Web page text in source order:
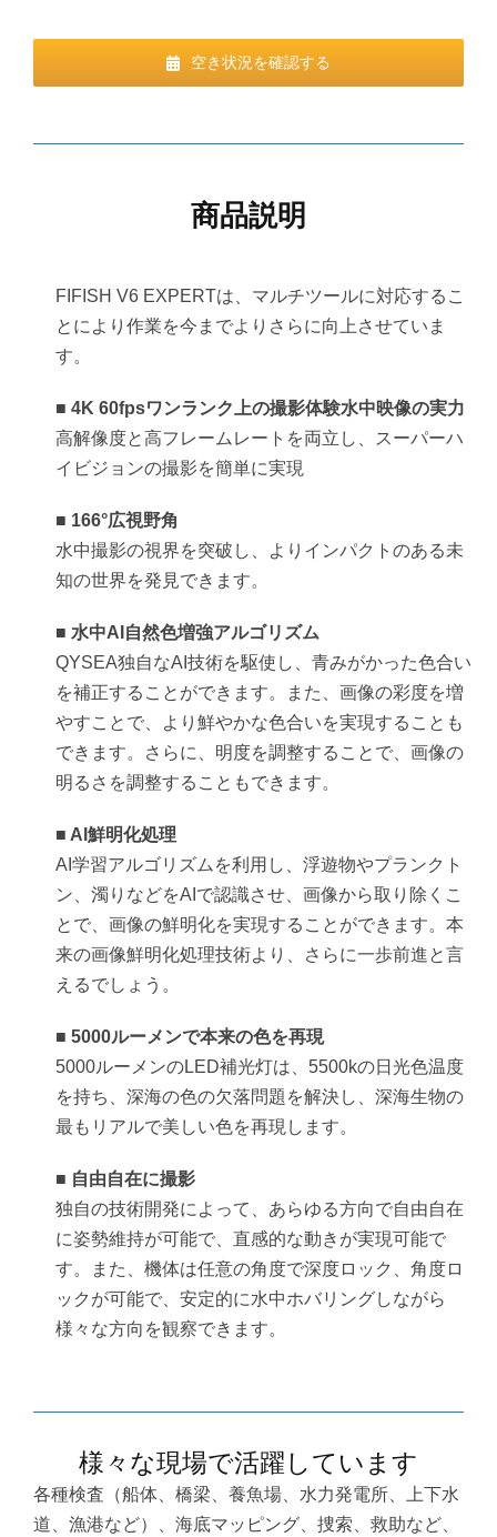
空き状況を確認する
商品説明
FIFISH V6 EXPERTは、マルチツールに対応するこ
とにより作業を今までよりさらに向上させていま
す。
■ 4K 60fpsワンランク上の撮影体験水中映像の実力
高解像度と高フレームレートを両立し、スーパーハ
イビジョンの撮影を簡単に実現
■ 166°広視野角
水中撮影の視界を突破し、よりインパクトのある未
知の世界を発見できます。
■ 水中AI自然色増強アルゴリズム
QYSEA独自なAI技術を駆使し、青みがかった色合い
を補正することができます。また、画像の彩度を増
やすことで、より鮮やかな色合いを実現することも
できます。さらに、明度を調整することで、画像の
明るさを調整することもできます。
■ AI鮮明化処理
AI学習アルゴリズムを利用し、浮遊物やプランクト
ン、濁りなどをAIで認識させ、画像から取り除くこ
とで、画像の鮮明化を実現することができます。本
来の画像鮮明化処理技術より、さらに一歩前進と言
えるでしょう。
■ 5000ルーメンで本来の色を再現
5000ルーメンのLED補光灯は、5500kの日光色温度
を持ち、深海の色の欠落問題を解決し、深海生物の
最もリアルで美しい色を再現します。
■ 自由自在に撮影
独自の技術開発によって、あらゆる方向で自由自在
に姿勢維持が可能で、直感的な動きが実現可能で
す。また、機体は任意の角度で深度ロック、角度ロ
ックが可能で、安定的に水中ホバリングしながら
様々な方向を観察できます。
様々な現場で活躍しています
各種検査（船体、橋梁、養魚場、水力発電所、上下水
道、漁港など）、海底マッピング、捜索、救助など、